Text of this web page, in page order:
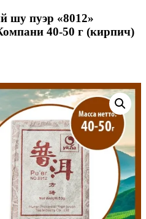
шу пуэр «8012»
40-50 г (кирпич)